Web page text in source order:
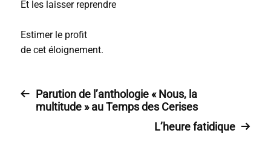
Et les laisser reprendre
Estimer le profit
de cet éloignement.
Parution de l’anthologie « Nous, la
multitude » au Temps des Cerises
L’heure fatidique